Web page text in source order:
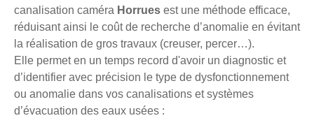
canalisation caméra Horrues est une méthode efficace,
réduisant ainsi le coût de recherche d’anomalie en évitant
la réalisation de gros travaux (creuser, percer…).
Elle permet en un temps record d'avoir un diagnostic et
d’identifier avec précision le type de dysfonctionnement
ou anomalie dans vos canalisations et systèmes
d’évacuation des eaux usées :